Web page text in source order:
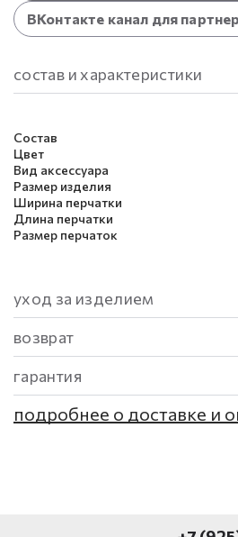
ВКонтакте канал для
состав и характеристики
Состав
Цвет
Вид аксессуара
Размер изделия
Ширина перчатки
Длина перчатки
Размер перчаток
уход за изделием
возврат
гарантия
подробнее о доставке и